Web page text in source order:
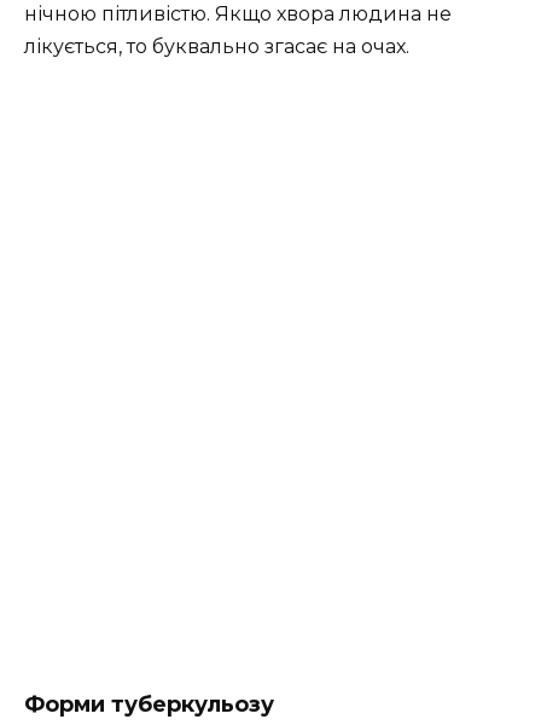
нічною пітливістю. Якщо хвора людина не
лікується, то буквально згасає на очах.
Форми туберкульозу